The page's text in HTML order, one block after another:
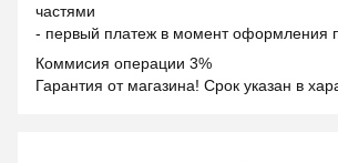
частями
- первый платеж в момент оформления
Коммисия операции 3%
Гарантия от магазина! Срок указан в